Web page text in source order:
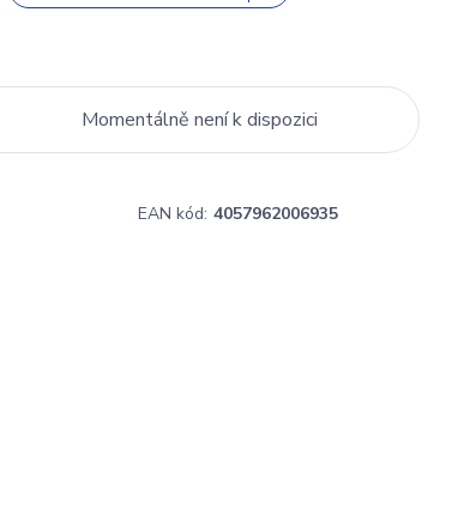
Momentálně není k dispozici
EAN kód: 4057962006935